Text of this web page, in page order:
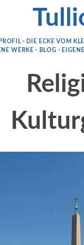
PROFIL
DIE ECKE VOM
WERKE
BLOG